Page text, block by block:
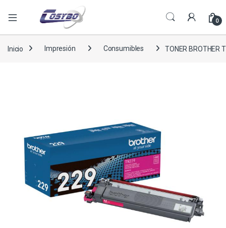
0
Inicio Impresión Consumibles TONER BROTHER